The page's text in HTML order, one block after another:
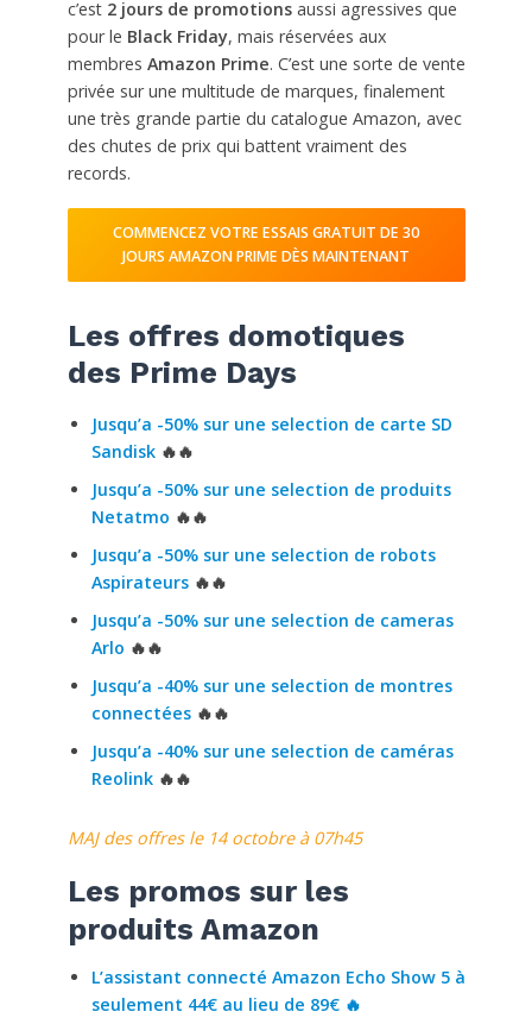
c’est 2 jours de promotionsaussi agressives que
pour le Black Friday, mais réservées aux
membres Amazon Prime. C’est une sorte de vente
privée sur une multitude de marques, finalement
une très grande partie du catalogue Amazon, avec
des chutes de prix qui battent vraiment des
records.
COMMENCEZ VOTRE ESSAIS GRATUIT DE 30
JOURS AMAZON PRIME DÈS MAINTENANT
Les offres domotiques
des Prime Days
Jusqu’a -50% sur une selection de carte SD
Sandisk 🔥🔥
Jusqu’a -50% sur une selection de produits
Netatmo 🔥🔥
Jusqu’a -50% sur une selection de robots
Aspirateurs 🔥🔥
Jusqu’a -50% sur une selection de cameras
Arlo 🔥🔥
Jusqu’a -40% sur une selection de montres
connectées 🔥🔥
Jusqu’a -40% sur une selection de caméras
Reolink 🔥🔥
MAJ des offres le 14 octobre à 07h45
Les promos sur les
produits Amazon
L’assistant connecté Amazon Echo Show 5 à
seulement 44€ au lieu de 89€ 🔥